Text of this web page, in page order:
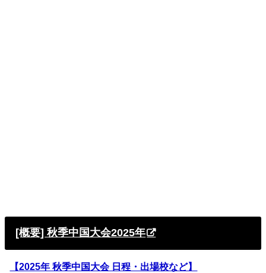
[概要] 秋季中国大会2025年
【2025年 秋季中国大会 日程・出場校など】